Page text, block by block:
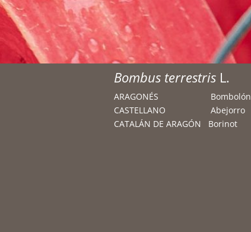
Bombus terrestris L.
ARAGONÉS Bombolón
CASTELLANO Abejorro
CATALÁN DE ARAGÓN Borinot